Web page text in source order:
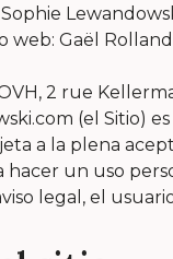
web: Gaël Rolland
2 rue
(el Sitio)
a la plena
hacer un uso
legal, el